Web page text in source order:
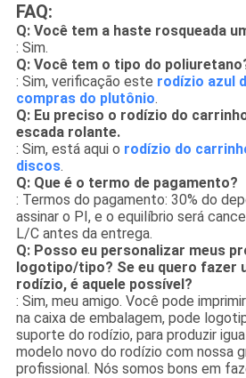
FAQ:
Q: Você tem a haste rosqueada
: Sim.
Q: Você tem o tipo do
: Sim, verificação este rodízio azul
compras do plutônio.
Q: Eu preciso o rodízio do
escada rolante.
: Sim, está aqui o rodízio do
discos.
Q: Que é o termo de pagamento?
: Termos do pagamento: 30% do
assinar o PI, e o equilíbrio será
L/C antes da entrega.
Q: Posso eu personalizar meus
logotipo/tipo? Se eu quero fazer
rodízio, é aquele possível?
: Sim, meu amigo. Você pode
na caixa de embalagem, pode
suporte do rodízio, para produzir
modelo novo do rodízio com nossa
profissional. Nós somos bons em